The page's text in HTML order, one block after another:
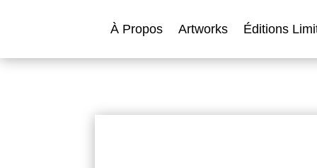
À Propos Artworks Éditions